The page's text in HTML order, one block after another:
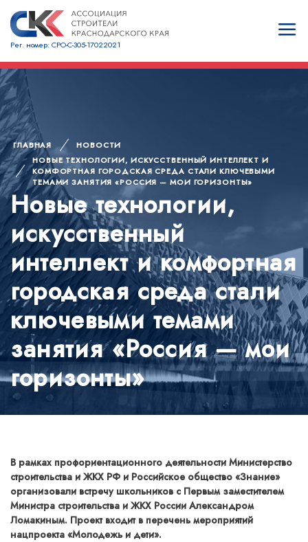
Рег. номер: СРО-С-305-17022021
ГЛАВНАЯ
НОВОСТИ
НОВЫЕ ТЕХНОЛОГИИ, ИСКУССТВЕННЫЙ ИНТЕЛЛЕКТ И
КОМФОРТНАЯ ГОРОДСКАЯ СРЕДА СТАЛИ КЛЮЧЕВЫМИ
ТЕМАМИ ЗАНЯТИЯ «РОССИЯ — МОИ ГОРИЗОНТЫ»
Новые технологии,
искусственный
интеллект и комфортная
городская среда стали
ключевыми темами
занятия «Россия — мои
горизонты»
В рамках профориентационного деятельности Министерство
строительства и ЖКХ РФ и Российское общество «Знание»
организовали встречу школьников с Первым заместителем
Министра строительства и ЖКХ России Александром
Ломакиным. Проект входит в перечень мероприятий
нацпроекта «Молодежь и дети».